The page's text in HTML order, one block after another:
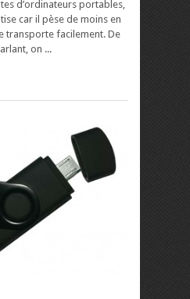
d’ordinateurs portables,
car il pèse de moins en
transporte facilement. De
on ...